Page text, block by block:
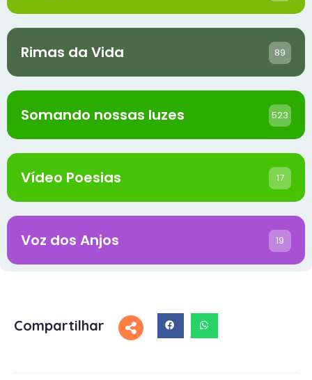
Rimas da Vida 89
Somando nossas luzes 523
Vídeo Poesias 17
Voz dos Anjos 19
Compartilhar